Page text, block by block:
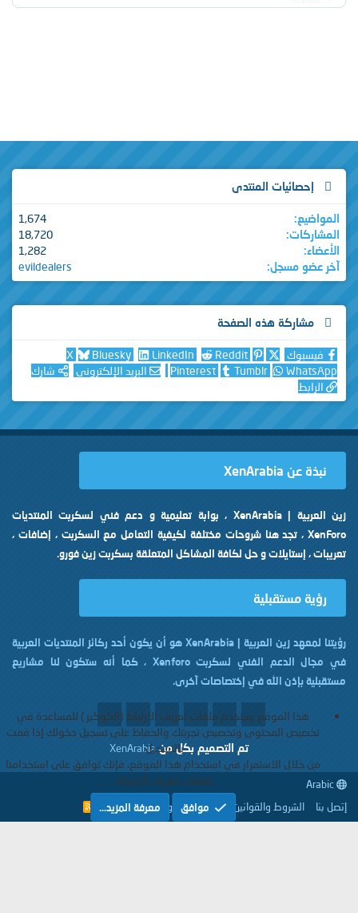
إحصائيات المنتدى
المواضيع
1,674
المشاركات
18,720
الأعضاء
1,282
آخر عضو مسجل
evildealers
مشاركة هذه الصفحة
فيسبوك X Bluesky LinkedIn
Reddit
Pinterest
Tumblr WhatsApp البريد الإلكتروني
شارك
الرابط
نبذة عن XenArabia
زين العربية | XenArabia ، بوابة تعليمية و دعم فني لسكربت المنتديات
XenForo ، تجد هنا شروحات مختلفة لكيفية التعامل مع السكربت ، إضافات ،
تعريبات ، إستايلات و حل لكافة المشاكل المتعلقة بسكربت زين فورو.
رؤية مستقبلية
رؤيتنا لمعهد زين العربية | XenArabia هو أن يكون أحد ركائز المنتديات العربية
في مجال الدعم الفني لسكربت Xenforo ، كما أنه ستكون لنا مشاريع
مستقبلية بإذن الله في إختصاصات آخرى.
تم التصميم بكلمنXenArabia
إتصل بنا
الشروط والقوانين سياسة الخصوصية مساعدة
R
هذا الموقع يستخدم ملفات تعريف الارتباط (الكوكيز ) للمساعدة في
تخصيص المحتوى وتخصيص تجربتك والحفاظ على تسجيل دخولك إذا قمت
بالتسجيل.
من خلال الاستمرار في استخدام هذا الموقع، فإنك توافق على استخدامنا
لملفات تعريف الارتباط.
موافق معرفة المزيد…